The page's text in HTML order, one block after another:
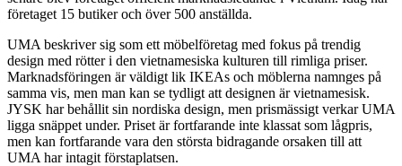
företaget 15 butiker och över 500 anställda.
UMA beskriver sig som ett möbelföretag med fokus på trendig
design med rötter i den vietnamesiska kulturen till rimliga priser.
Marknadsföringen är väldigt lik IKEAs och möblerna namnges på
samma vis, men man kan se tydligt att designen är vietnamesisk.
JYSK har behållit sin nordiska design, men prismässigt verkar UMA
ligga snäppet under. Priset är fortfarande inte klassat som lågpris,
men kan fortfarande vara den största bidragande orsaken till att
UMA har intagit förstaplatsen.